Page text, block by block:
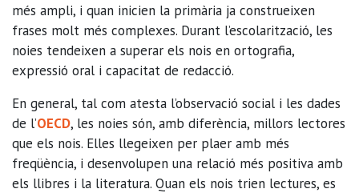
més ampli, i quan inicien la primària ja construeixen
frases molt més complexes. Durant l’escolarització, les
noies tendeixen a superar els nois en ortografia,
expressió oral i capacitat de redacció.
En general, tal com atesta l’observació social i les dades
de l’OECD, les noies són, amb diferència, millors lectores
que els nois. Elles llegeixen per plaer amb més
freqüència, i desenvolupen una relació més positiva amb
els llibres i la literatura. Quan els nois trien lectures, es